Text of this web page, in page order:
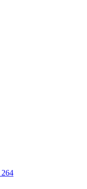
264